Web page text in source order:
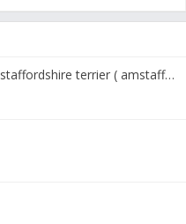
Gruppo American staffordshire terrier ( amstaff, amastaff )